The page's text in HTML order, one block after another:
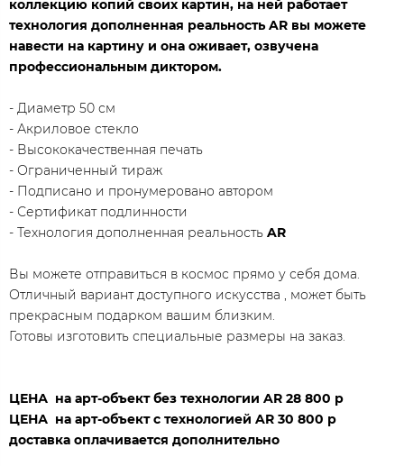
коллекцию копий своих картин, на ней работает
технология дополненная реальность AR вы можете
навести на картину и она оживает, озвучена
профессиональным диктором.
​- Диаметр 50 см
- Акриловое стекло
- Высококачественная печать
- Ограниченный тираж
- Подписано и пронумеровано автором
- Сертификат подлинности
- Технология дополненная реальность AR
Вы можете отправиться в космос прямо у себя дома.
Отличный вариант доступного искусства , может быть
прекрасным подарком вашим близким.
Готовы изготовить специальные размеры на заказ.
ЦЕНА на арт-объект без технологии AR 28 800 р
ЦЕНА на арт-объект с технологией AR 30 800 р
доставка оплачивается дополнительно